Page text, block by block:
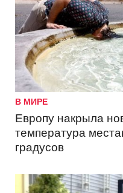
В МИРЕ
Европу накрыла
температура
градусов